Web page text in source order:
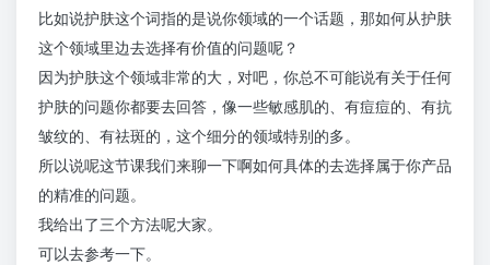
比如说护肤这个词指的是说你领域的一个话题，那如何从护肤
这个领域里边去选择有价值的问题呢？
因为护肤这个领域非常的大，对吧，你总不可能说有关于任何
护肤的问题你都要去回答，像一些敏感肌的、有痘痘的、有抗
皱纹的、有祛斑的，这个细分的领域特别的多。
所以说呢这节课我们来聊一下啊如何具体的去选择属于你产品
的精准的问题。
我给出了三个方法呢大家。
可以去参考一下。